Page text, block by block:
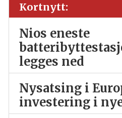
Kortnytt:
Nios eneste
legges ned
Nysatsing i
investering i